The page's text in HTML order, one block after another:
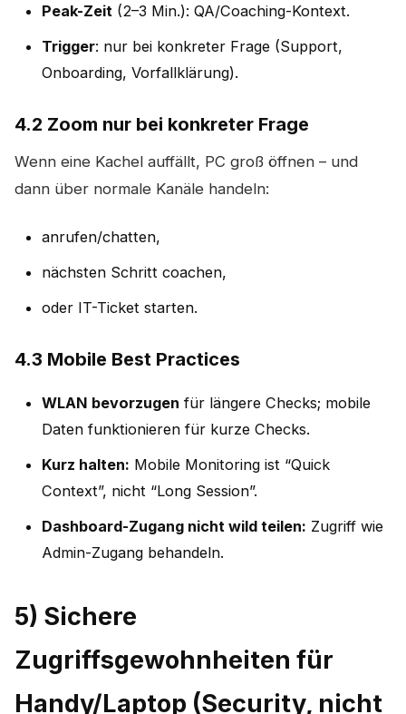
Peak-Zeit (2–3 Min.): QA/Coaching-Kontext.
Trigger: nur bei konkreter Frage (Support,
Onboarding, Vorfallklärung).
4.2 Zoom nur bei konkreter Frage
Wenn eine Kachel auffällt, PC groß öffnen – und
dann über normale Kanäle handeln:
anrufen/chatten,
nächsten Schritt coachen,
oder IT-Ticket starten.
4.3 Mobile Best Practices
WLAN bevorzugen für längere Checks; mobile
Daten funktionieren für kurze Checks.
Kurz halten: Mobile Monitoring ist “Quick
Context”, nicht “Long Session”.
Dashboard-Zugang nicht wild teilen: Zugriff wie
Admin-Zugang behandeln.
5) Sichere
Zugriffsgewohnheiten für
Handy/Laptop (Security, nicht